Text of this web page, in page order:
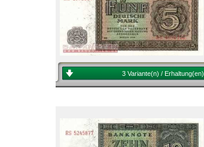
3 Variante(n) / Erhaltung(en)